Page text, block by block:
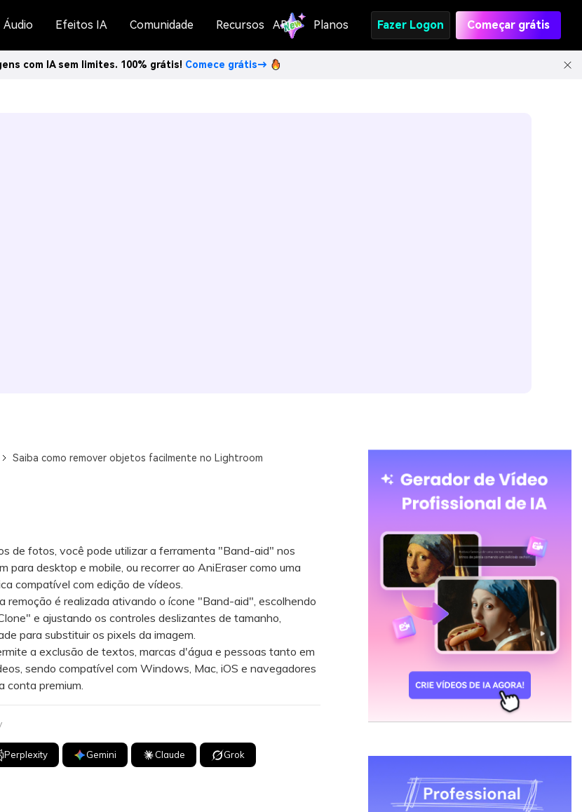
Áudio Efeitos IA Comunidade Recursos API Planos Fazer Logon Começar grátis
com IA sem limites. 100% grátis! Comece grátis→
Saiba como remover objetos facilmente no Lightroom
de fotos, você pode utilizar a ferramenta "Band-aid" nos
para desktop e mobile, ou recorrer ao AniEraser como uma
compatível com edição de vídeos.
é realizada ativando o ícone "Band-aid", escolhendo
e ajustando os controles deslizantes de tamanho,
para substituir os pixels da imagem.
a exclusão de textos, marcas d'água e pessoas tanto em
sendo compatível com Windows, Mac, iOS e navegadores
conta premium.
Perplexity Gemini Claude Grok